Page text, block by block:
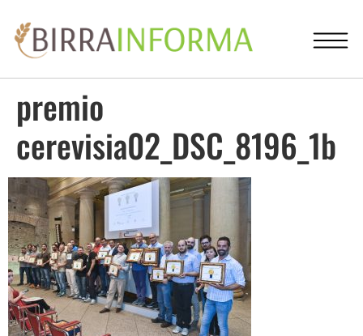
premio
cerevisia02_DSC_8196_1b